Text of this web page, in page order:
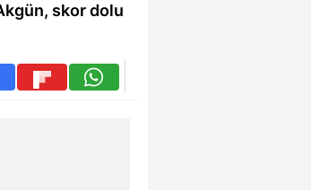
skor dolu